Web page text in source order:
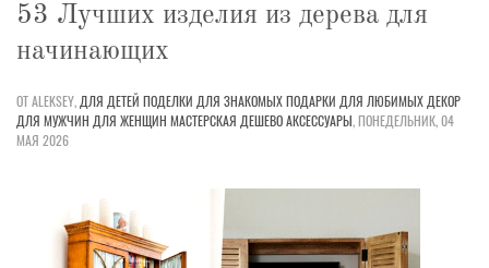
53 Лучших изделия из дерева для
начинающих
ОТ ALEKSEY, ДЛЯ ДЕТЕЙ ПОДЕЛКИ ДЛЯ ЗНАКОМЫХПОДАРКИ ДЛЯ ЛЮБИМЫХ ДЕКОР
ДЛЯ МУЖЧИН ДЛЯ ЖЕНЩИН МАСТЕРСКАЯ ДЕШЕВОАКСЕССУАРЫ,ПОНЕДЕЛЬНИК, 04
МАЯ 2026